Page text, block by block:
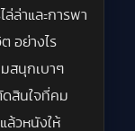
ล่าและการพา
อย่างไร
สนุกเบาๆ
ดสินใจที่คม
ล้วหนังให้